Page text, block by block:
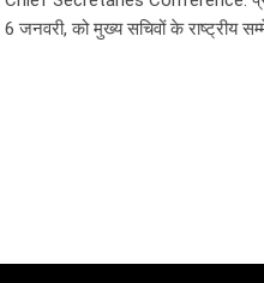
6 जनवरी, को मुख्य सचिवों के राष्ट्रीय